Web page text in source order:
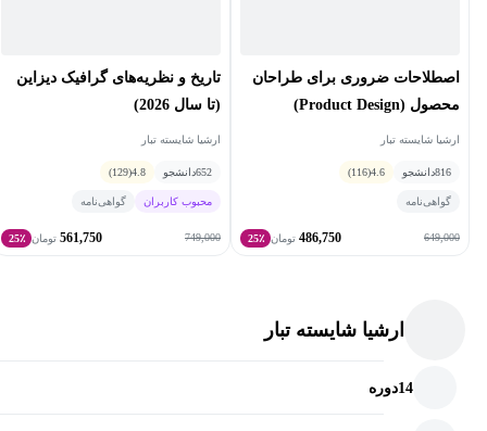
اصطلاحات ضروری برای طراحان
محصول (Product Design)
ارشیا شایسته تبار
816دانشجو 4.6
(116)
گواهی‌نامه
649,000
486,750 تومان 25٪
تاریخ و نظریه‌های گرافیک دیزاین
(تا سال 2026)
ارشیا شایسته تبار
652دانشجو 4.8
(129)
محبوب کاربران گواهی‌نامه
749,000
561,750 تومان 25٪
ارشیا شایسته تبار
14دوره